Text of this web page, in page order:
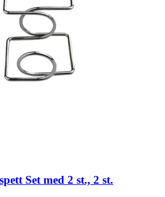
Set med 2 st., 2 st.